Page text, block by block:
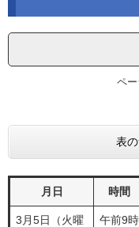
ペ
表
月日 時間
3月5日（火曜
午前9時